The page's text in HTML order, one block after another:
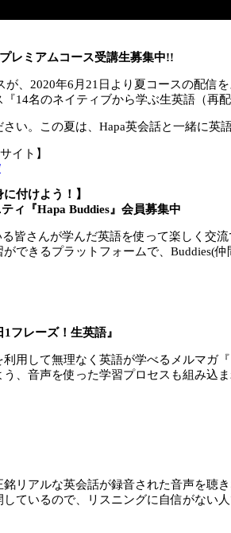
レミアムコース受講生募集中!!
、2020年6月21日より夏コースの配信
14名のネイティブから学ぶ生英語（再
い。この夏は、Hapa英会話と一緒に英
イト】
付けよう！】
ィ『Hapa Buddies』会員募集中
皆さんが学んだ英語を使って楽しく
できるプラットフォームで、Buddies(
フレーズ！生英語』
用して無理なく英語が学べるメルマガ
、音声を使った学習プロセスも組み込
リアルな英会話が録音された音声を聴
ているので、リスニングに自信がない